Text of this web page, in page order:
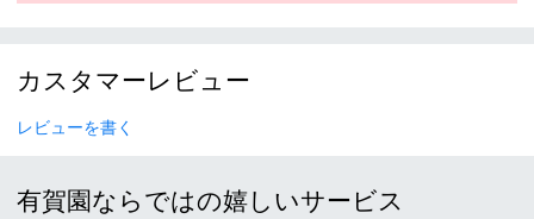
153cm（14.5m）、160cm（16m）、
モデル年
2025-2026
カスタマーレビュー
レビューを書く
有賀園ならではの嬉しいサービス